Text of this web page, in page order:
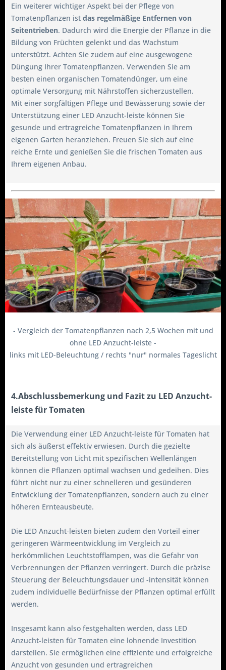
Ein weiterer wichtiger Aspekt bei der Pflege von
Tomatenpflanzen ist das regelmäßige Entfernen von
Seitentrieben. Dadurch wird die Energie der Pflanze in die
Bildung von Früchten gelenkt und das Wachstum
unterstützt. Achten Sie zudem auf eine ausgewogene
Düngung Ihrer Tomatenpflanzen. Verwenden Sie am
besten einen organischen Tomatendünger, um eine
optimale Versorgung mit Nährstoffen sicherzustellen.
Mit einer sorgfältigen Pflege und Bewässerung sowie der
Unterstützung einer LED Anzucht-leiste können Sie
gesunde und ertragreiche Tomatenpflanzen in Ihrem
eigenen Garten heranziehen. Freuen Sie sich auf eine
reiche Ernte und genießen Sie die frischen Tomaten aus
Ihrem eigenen Anbau.
- Vergleich der Tomatenpflanzen nach 2,5 Wochen mit und
ohne LED Anzucht-leiste -
links mit LED-Beleuchtung / rechts "nur" normales Tageslicht
4.Abschlussbemerkung und Fazit zu LED Anzucht-
leiste für Tomaten
Die Verwendung einer LED Anzucht-leiste für Tomaten hat
sich als äußerst effektiv erwiesen. Durch die gezielte
Bereitstellung von Licht mit spezifischen Wellenlängen
können die Pflanzen optimal wachsen und gedeihen. Dies
führt nicht nur zu einer schnelleren und gesünderen
Entwicklung der Tomatenpflanzen, sondern auch zu einer
höheren Ernteausbeute.
Die LED Anzucht-leisten bieten zudem den Vorteil einer
geringeren Wärmeentwicklung im Vergleich zu
herkömmlichen Leuchtstofflampen, was die Gefahr von
Verbrennungen der Pflanzen verringert. Durch die präzise
Steuerung der Beleuchtungsdauer und -intensität können
zudem individuelle Bedürfnisse der Pflanzen optimal erfüllt
werden.
Insgesamt kann also festgehalten werden, dass LED
Anzucht-leisten für Tomaten eine lohnende Investition
darstellen. Sie ermöglichen eine effiziente und erfolgreiche
Anzucht von gesunden und ertragreichen